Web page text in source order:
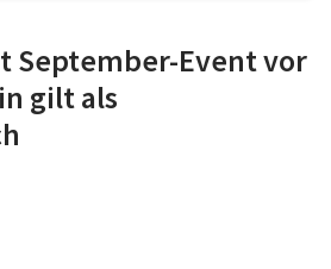
September-Event vor
gilt als